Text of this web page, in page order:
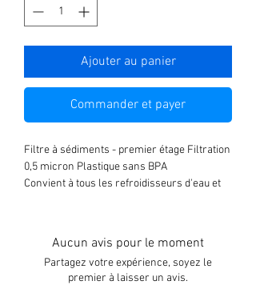
Ajouter au panier
Commander et payer
Filtre à sédiments - premier étage Filtration
0,5 micron Plastique sans BPA
Convient à tous les refroidisseurs d'eau et
tampon de carbone qui possède des
propriétés filtrantes.
L'eau s'écoule d'abord à travers ces deux
Aucun avis pour le moment
Partagez votre expérience, soyez le
premier à laisser un avis.